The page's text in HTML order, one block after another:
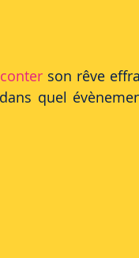
son rêve
quel